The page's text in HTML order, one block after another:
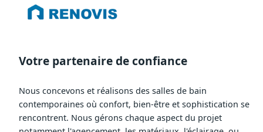
Votre partenaire de confiance
Nous concevons et réalisons des salles de bain
contemporaines où confort, bien-être et sophistication se
rencontrent. Nous gérons chaque aspect du projet